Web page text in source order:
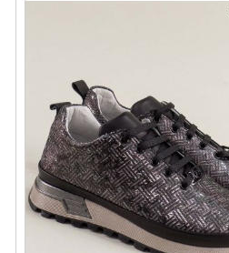
Атрактивни дамски сникърси